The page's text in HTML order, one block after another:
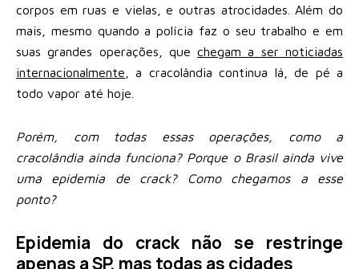
corpos em ruas e vielas, e outras atrocidades. Além do
mais, mesmo quando a polícia faz o seu trabalho e em
suas grandes operações, quechegam a ser noticiadas
internacionalmente , a cracolândia continua lá, de pé a
todo vapor até hoje.
Porém, com todas essas operações, como a
cracolândia ainda funciona? Porque o Brasil ainda vive
uma epidemia de crack? Como chegamos a esse
ponto?
Epidemia do crack não se restringe
apenas a SP, mas todas as cidades